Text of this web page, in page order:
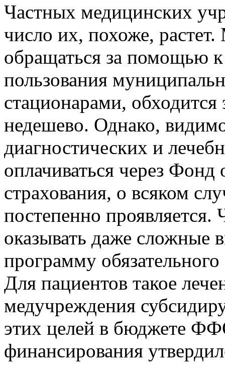
Частных медицинских
число их, похоже,
обращаться за помощью
пользования
стационарами, обходится
недешево. Однако,
диагностических и
оплачиваться через Фонд
страхования, о всяком
постепенно
оказывать даже
программу
Для пациентов такое
медучреждения
этих целей в бюджете
финансирования